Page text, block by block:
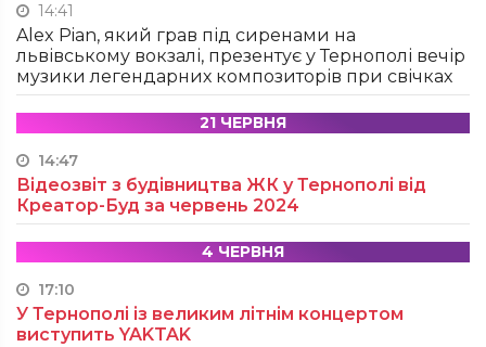
14:41
Alex Pian, який грав під сиренами на
львівському вокзалі, презентує у Тернополі вечір
музики легендарних композиторів при свічках
21 ЧЕРВНЯ
14:47
Відеозвіт з будівництва ЖК у Тернополі від
Креатор-Буд за червень 2024
4 ЧЕРВНЯ
17:10
У Тернополі із великим літнім концертом
виступить YAKTAK